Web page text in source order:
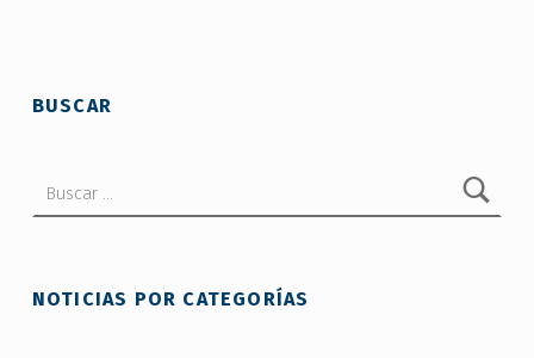
BUSCAR
NOTICIAS POR CATEGORÍAS